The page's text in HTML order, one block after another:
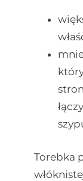
Torebka